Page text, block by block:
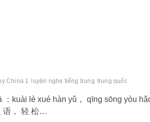
China 1 luyện nghe tiếng trung trung quốc
：kuài lè xué hàn yǔ， qīng sōng yòu
语， 轻 松…